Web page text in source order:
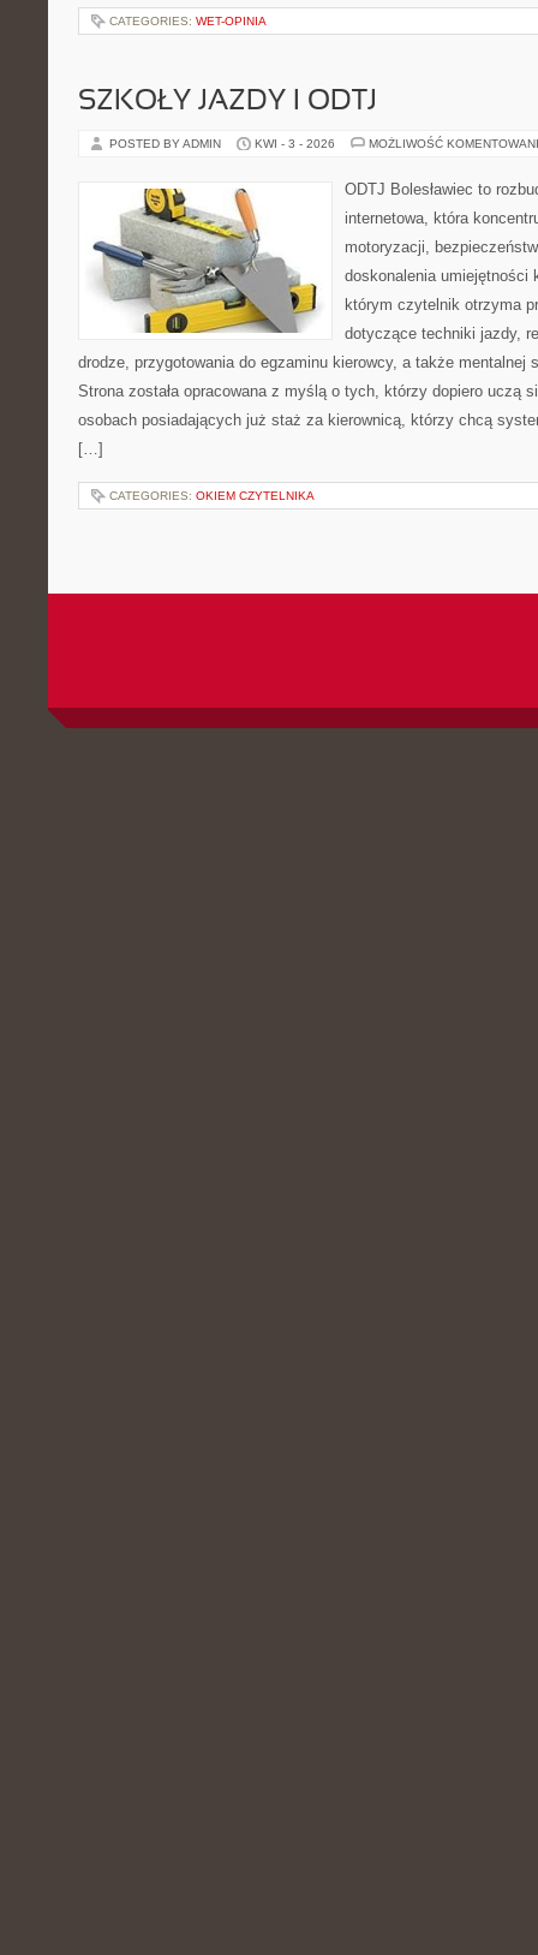
CATEGORIES: WET-OPINIA
SZKOŁY JAZDY I ODTJ
POSTED BY ADMIN KWI - 3 - 2026 MOŻLIWOŚĆ
ODTJ Bolesławiec to
internetowa, która
motoryzacji,
doskonalenia umiejętności
którym czytelnik otrzyma
dotyczące techniki jazdy,
drodze, przygotowania do egzaminu kierowcy, a także mentalnej
Strona została opracowana z myślą o tych, którzy dopiero uczą
osobach posiadających już staż za kierownicą, którzy chcą
[…]
CATEGORIES: OKIEM CZYTELNIKA